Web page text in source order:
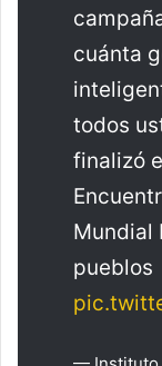
cuánta
todos
finalizó
Mundial
pueblos